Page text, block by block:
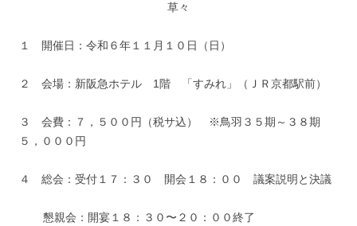
草々
１ 開催日：令和６年１１月１０日（日）
２ 会場：新阪急ホテル 1階 「すみれ」（ＪＲ京都駅前）
３ 会費：７，５００円（税サ込） ※鳥羽３５期～３８期
５，０００円
４ 総会：受付１７：３０ 開会１８：００ 議案説明と決議
懇親会：開宴１８：３０〜２０：００終了